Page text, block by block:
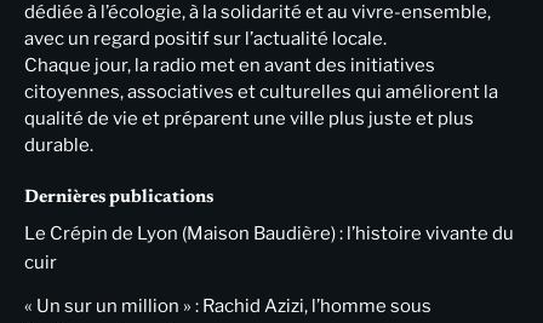
dédiée à l’écologie, à la solidarité et au vivre-ensemble,
avec un regard positif sur l’actualité locale.
Chaque jour, la radio met en avant des initiatives
citoyennes, associatives et culturelles qui améliorent la
qualité de vie et préparent une ville plus juste et plus
durable.
Dernières publications
Le Crépin de Lyon (Maison Baudière) : l’histoire vivante du
cuir
« Un sur un million » : Rachid Azizi, l’homme sous